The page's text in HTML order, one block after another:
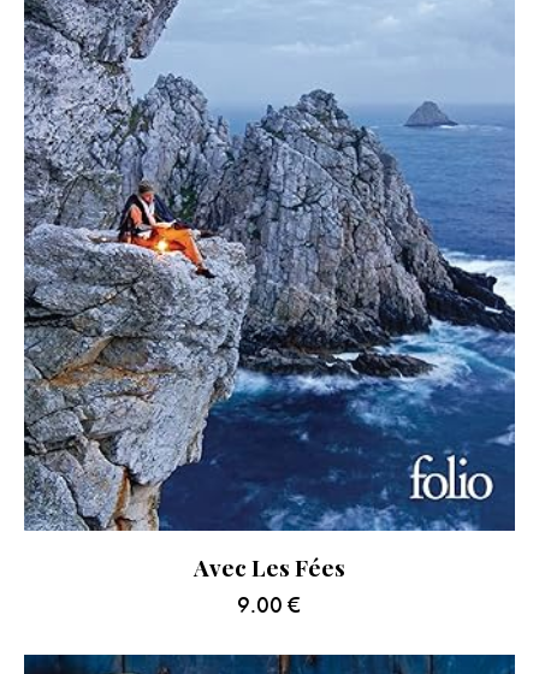
Avec Les Fées
9.00 €